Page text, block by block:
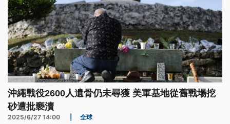
沖繩戰役2600人遺骨仍未尋獲 美軍基地從舊戰場挖
砂遭批褻瀆
2025/6/27 14:00 全球